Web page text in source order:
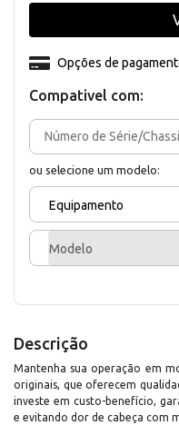
Compativel com:
ou selecione um modelo:
Equipamento
Modelo
Opções de
Descrição
Mantenha sua operação em
originais, que oferecem
investe em custo-benefício,
e evitando dor de cabeça com